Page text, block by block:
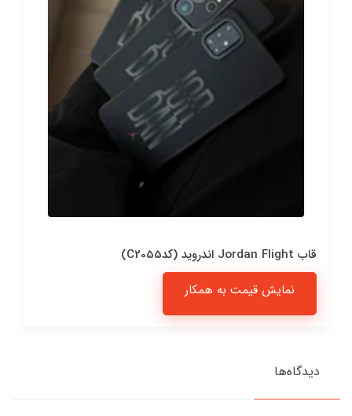
قاب Jordan Flight اندروید (کدC2055)
نمایش قیمت به همکار
دیدگاه‌ها